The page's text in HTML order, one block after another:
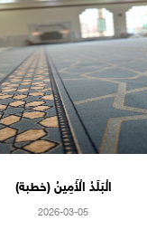
الْبَلَدُ الْأَمِينُ (خطبة)
2026-03-05